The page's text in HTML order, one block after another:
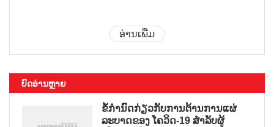
ອ່ານເພີ່ມ
ບົດອ່ານຫຼາຍ
ຂໍ້ກຳນົດກ່ຽວກັບການຕ້ານການແຜ່
ລະບາດຂອງ ໂຄວິດ-19 ສຳລັບຜູ້